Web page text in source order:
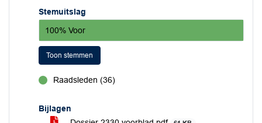
Stemuitslag
100% Voor
Toon stemmen
Raadsleden (36)
Bijlagen